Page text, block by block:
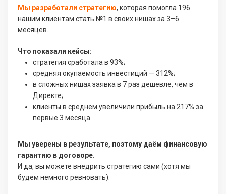
Мы разработали стратегию, которая помогла 196
нашим клиентам стать №1 в своих нишах за 3–6
месяцев.
Что показали кейсы:
стратегия сработала в 93%;
средняя окупаемость инвестиций — 312%;
в сложных нишах заявка в 7 раз дешевле, чем в
Директе;
клиенты в среднем увеличили прибыль на 217% за
первые 3 месяца.
Мы уверены в результате, поэтому даём финансовую
гарантию в договоре.
И да, вы можете внедрить стратегию сами (хотя мы
будем немного ревновать).